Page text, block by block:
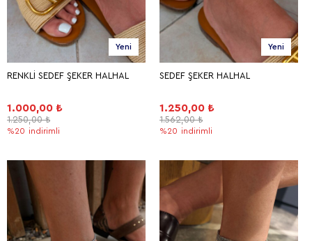
Yeni
RENKLİ SEDEF ŞEKER HALHAL
1.000,00 ₺
1.250,00 ₺
%20 indirimli
Yeni
SEDEF ŞEKER HALHAL
1.250,00 ₺
1.562,00 ₺
%20 indirimli